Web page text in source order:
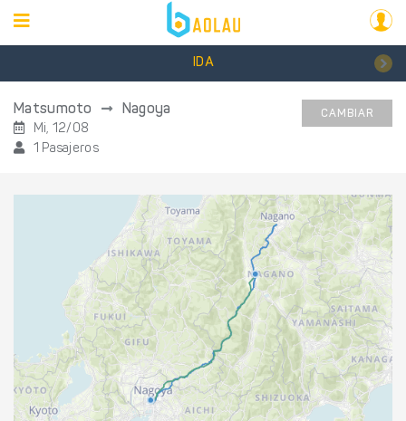
IDA
Matsumoto Nagoya
Mi, 12/08
1 Pasajeros
CAMBIAR